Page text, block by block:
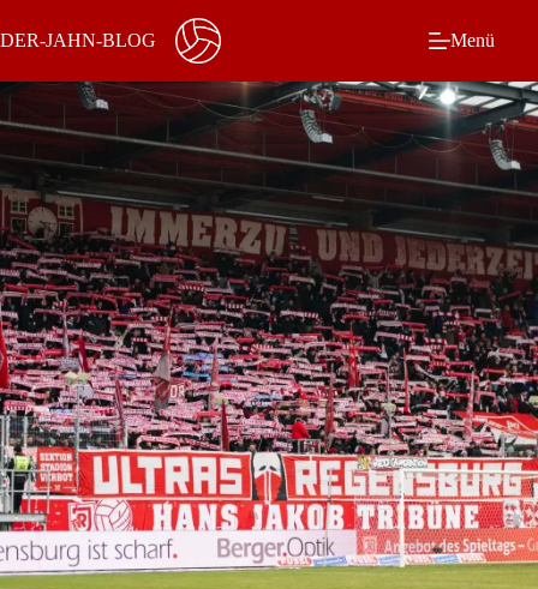
Inhalt
springen
DER-JAHN-BLOG Menü